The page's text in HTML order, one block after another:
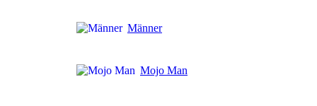
Männer
Mojo Man